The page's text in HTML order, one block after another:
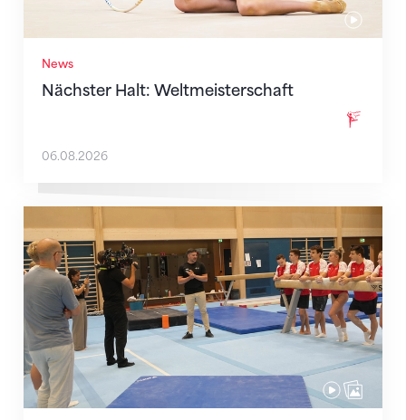
News
Nächster Halt: Weltmeisterschaft
06.08.2026
Mit klaren Zielen nach Zagreb